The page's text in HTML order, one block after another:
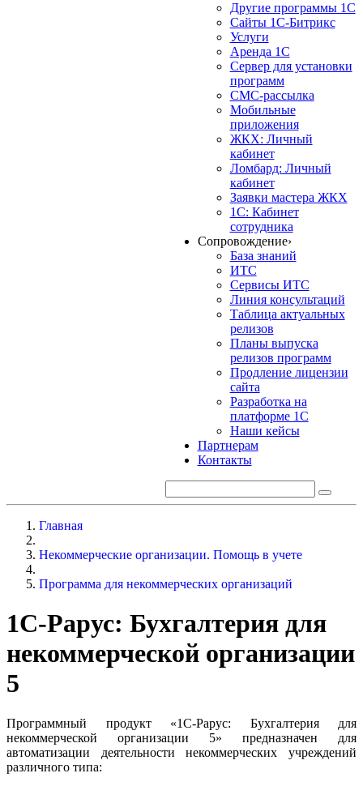
Другие программы 1С
Сайты 1С-Битрикс
Услуги
Аренда 1С
Сервер для установки
программ
СМС-рассылка
Мобильные
приложения
ЖКХ: Личный
кабинет
Ломбард: Личный
кабинет
Заявки мастера ЖКХ
1С: Кабинет
сотрудника
Сопровождение›
База знаний
ИТС
Сервисы ИТС
Линия консультаций
Таблица актуальных
релизов
Планы выпуска
релизов программ
Продление лицензии
сайта
Разработка на
платформе 1С
Наши кейсы
Партнерам
Контакты
Главная
Некоммерческие организации. Помощь в учете
Программа для некоммерческих организаций
1С-Рарус: Бухгалтерия для
некоммерческой организации
5
Программный продукт «1С-Рарус: Бухгалтерия для
некоммерчеcкой организации 5» предназначен для
автоматизации деятельности некоммерческих учреждений
различного типа: